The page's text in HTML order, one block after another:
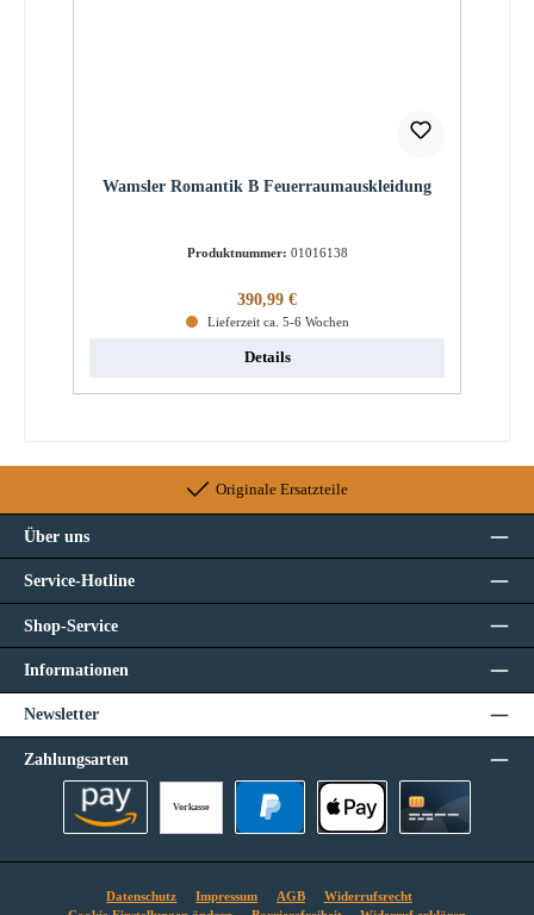
Wamsler Romantik B Feuerraumauskleidung
Produktnummer: 01016138
Regulärer Preis:
390,99 €
Lieferzeit ca. 5-6 Wochen
Details
Originale Ersatzteile
Über uns
Service-Hotline
Shop-Service
Informationen
Newsletter
Zahlungsarten
Vorkasse
Datenschutz Impressum AGB
Widerrufsrecht